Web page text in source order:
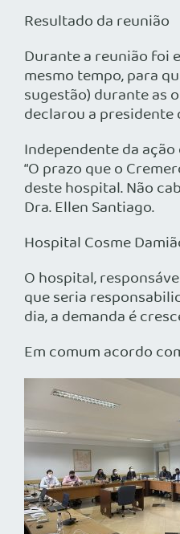
Resultado da reunião
Durante a reunião foi
mesmo tempo, para
sugestão) durante as
declarou a presidente
Independente da ação
“O prazo que o
deste hospital. Não
Dra. Ellen Santiago.
Hospital Cosme
O hospital,
que seria
dia, a demanda é
Em comum acordo